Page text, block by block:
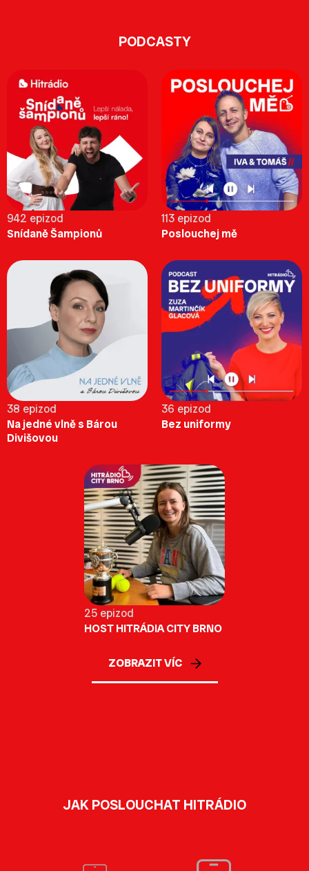
PODCASTY
942 epizod
Snídaně Šampionů
113 epizod
Poslouchej mě
38 epizod
Na jedné vlně s Bárou
Divišovou
36 epizod
Bez uniformy
25 epizod
HOST HITRÁDIA CITY BRNO
ZOBRAZIT VÍC
JAK POSLOUCHAT HITRÁDIO